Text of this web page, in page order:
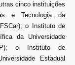
cinco instituições
e Tecnologia da
o Instituto de
da Universidade
o Instituto de
Estadual